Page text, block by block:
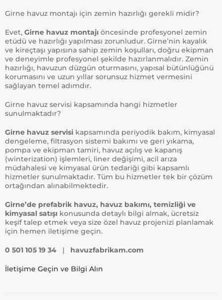
Girne havuz montajı için zemin hazırlığı gerekli midir?
Evet, Girne havuz montajı öncesinde profesyonel zemin
etüdü ve hazırlığı yapılması zorunludur. Girne’nin kayalık
ve kireçtaşı yapısına sahip zemin koşulları, doğru ekipman
ve deneyimle profesyonel şekilde hazırlanmalıdır. Zemin
hazırlığı, havuzun düzgün oturmasını, yapısal bütünlüğünü
korumasını ve uzun yıllar sorunsuz hizmet vermesini
sağlayan temel adımdır.
Girne havuz servisi kapsamında hangi hizmetler
sunulmaktadır?
Girne havuz servisi kapsamında periyodik bakım, kimyasal
dengeleme, filtrasyon sistemi bakımı ve geri yıkama,
pompa ve ekipman tamiri, havuz açılış ve kapanış
(winterization) işlemleri, liner değişimi, acil arıza
müdahalesi ve kimyasal ürün tedariği gibi kapsamlı
hizmetler sunulmaktadır. Tüm bu hizmetler tek bir çözüm
ortağından alınabilmektedir.
Girne’de prefabrik havuz, havuz bakımı, temizliği ve
kimyasal satışı konusunda detaylı bilgi almak, ücretsiz
keşif talep etmek veya size özel havuz projenizi planlamak
için hemen iletişime geçin.
0 501 105 19 34 | havuzfabrikam.com
İletişime Geçin ve Bilgi Alın